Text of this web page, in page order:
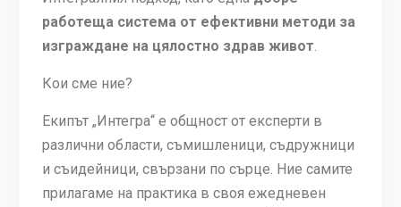
работеща система от ефективни методи за
изграждане на цялостно здрав живот.
Кои сме ние?
Екипът „Интегра“ е общност от експерти в
различни области, съмишленици, съдружници
и съидейници, свързани по сърце. Ние самите
прилагаме на практика в своя ежедневен